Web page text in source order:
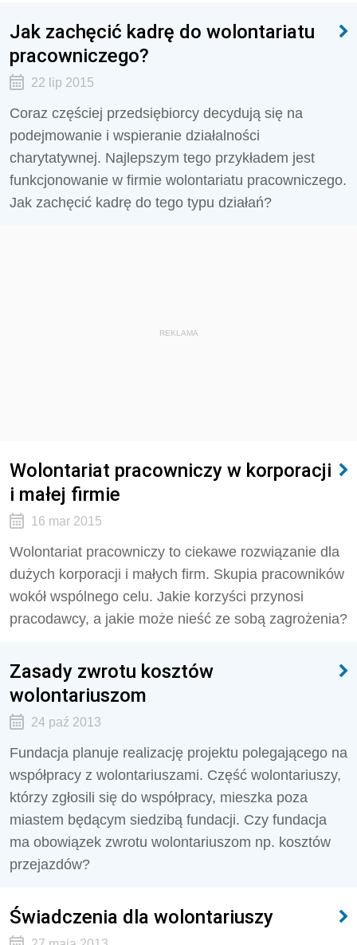
Jak zachęcić kadrę do wolontariatu
pracowniczego?
22 lip 2015
Coraz częściej przedsiębiorcy decydują się na
podejmowanie i wspieranie działalności
charytatywnej. Najlepszym tego przykładem jest
funkcjonowanie w firmie wolontariatu pracowniczego.
Jak zachęcić kadrę do tego typu działań?
REKLAMA
Wolontariat pracowniczy w korporacji
i małej firmie
16 mar 2015
Wolontariat pracowniczy to ciekawe rozwiązanie dla
dużych korporacji i małych firm. Skupia pracowników
wokół wspólnego celu. Jakie korzyści przynosi
pracodawcy, a jakie może nieść ze sobą zagrożenia?
Zasady zwrotu kosztów
wolontariuszom
24 paź 2013
Fundacja planuje realizację projektu polegającego na
współpracy z wolontariuszami. Część wolontariuszy,
którzy zgłosili się do współpracy, mieszka poza
miastem będącym siedzibą fundacji. Czy fundacja
ma obowiązek zwrotu wolontariuszom np. kosztów
przejazdów?
Świadczenia dla wolontariuszy